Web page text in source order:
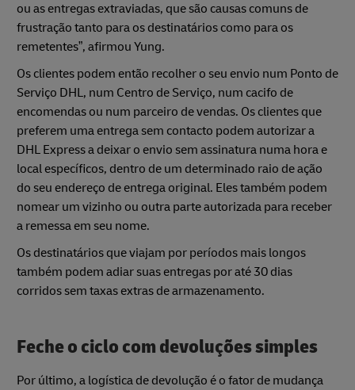
ou as entregas extraviadas, que são causas comuns de
frustração tanto para os destinatários como para os
remetentes”, afirmou Yung.
Os clientes podem então recolher o seu envio num Ponto de
Serviço DHL, num Centro de Serviço, num cacifo de
encomendas ou num parceiro de vendas. Os clientes que
preferem uma entrega sem contacto podem autorizar a
DHL Express a deixar o envio sem assinatura numa hora e
local específicos, dentro de um determinado raio de ação
do seu endereço de entrega original. Eles também podem
nomear um vizinho ou outra parte autorizada para receber
a remessa em seu nome.
Os destinatários que viajam por períodos mais longos
também podem adiar suas entregas por até 30 dias
corridos sem taxas extras de armazenamento.
Feche o ciclo com devoluções simples
Por último, a logística de devolução é o fator de mudança